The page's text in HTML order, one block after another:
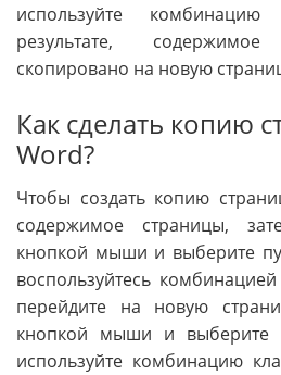
используйте
результате,
скопировано на новую
Как сделать копию
Word?
Чтобы создать копию
содержимое страницы,
кнопкой мыши и выберите
воспользуйтесь
перейдите на новую
кнопкой мыши и выберите
используйте комбинацию